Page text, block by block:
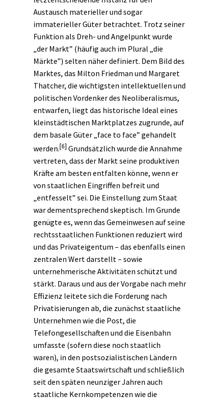
Austausch materieller und sogar
immaterieller Güter betrachtet. Trotz seiner
Funktion als Dreh- und Angelpunkt wurde
„der Markt” (häufig auch im Plural „die
Märkte”) selten näher definiert. Dem Bild des
Marktes, das Milton Friedman und Margaret
Thatcher, die wichtigsten intellektuellen und
politischen Vordenker des Neoliberalismus,
entwarfen, liegt das historische Ideal eines
kleinstädtischen Marktplatzes zugrunde, auf
dem basale Güter „face to face” gehandelt
werden.[6] Grundsätzlich wurde die Annahme
vertreten, dass der Markt seine produktiven
Kräfte am besten entfalten könne, wenn er
von staatlichen Eingriffen befreit und
„entfesselt” sei. Die Einstellung zum Staat
war dementsprechend skeptisch. Im Grunde
genügte es, wenn das Gemeinwesen auf seine
rechtsstaatlichen Funktionen reduziert wird
und das Privateigentum – das ebenfalls einen
zentralen Wert darstellt – sowie
unternehmerische Aktivitäten schützt und
stärkt. Daraus und aus der Vorgabe nach mehr
Effizienz leitete sich die Forderung nach
Privatisierungen ab, die zunächst staatliche
Unternehmen wie die Post, die
Telefongesellschaften und die Eisenbahn
umfasste (sofern diese noch staatlich
waren), in den postsozialistischen Ländern
die gesamte Staatswirtschaft und schließlich
seit den späten neunziger Jahren auch
staatliche Kernkompetenzen wie die